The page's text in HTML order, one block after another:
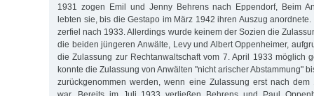
1931 zogen Emil und Jenny Behrens nach Eppendorf, Beim
lebten sie, bis die Gestapo im März 1942 ihren Auszug
zerfiel nach 1933. Allerdings wurde keinem der Sozien die
die beiden jüngeren Anwälte, Levy und Albert Oppenheimer,
die Zu­las­sung zur Rechtanwaltschaft vom 7. April 1933 möglich
konnte die Zulassung von Anwälten "nicht arischer Abstammung"
zurückgenommen wer­den, wenn eine Zulassung erst nach dem